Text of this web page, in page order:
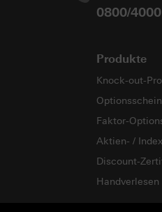
0800/
Produkte
Knock-out-
Faktor-
Aktien- /
Discount-
Handverlesen